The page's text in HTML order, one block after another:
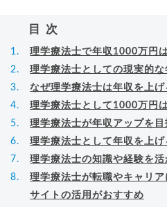
目次
理学療法士で年収1000万円
理学療法士としての現実的
なぜ理学療法士は年収を上
理学療法士として1000万円
理学療法士が年収アップを
理学療法士として年収を上げ
理学療法士の知識や経験を
理学療法士が転職やキャリ
サイトの活用がおすすめ